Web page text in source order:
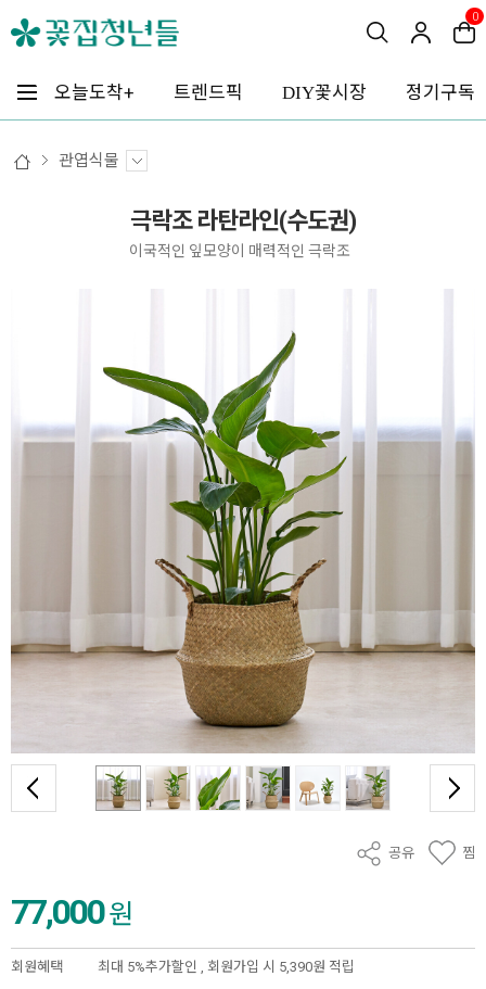
0
오늘도착+ 트렌드픽 DIY꽃시장 정기구독
관엽식물
극락조 라탄라인(수도권)
이국적인 잎모양이 매력적인 극락조
공유 찜
77,000원
회원혜택 최대 5%추가할인 , 회원가입 시 5,390원 적립